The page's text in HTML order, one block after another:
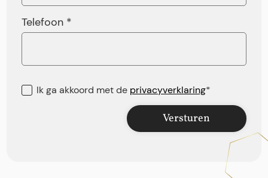
Telefoon *
Ik ga akkoord met de privacyverklaring*
Versturen